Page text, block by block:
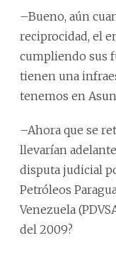
–Bueno, aún
reciprocidad, el
cumpliendo sus
tienen una
tenemos en
–Ahora que se
llevarían
disputa judicial
Petróleos
Venezuela
del 2009?